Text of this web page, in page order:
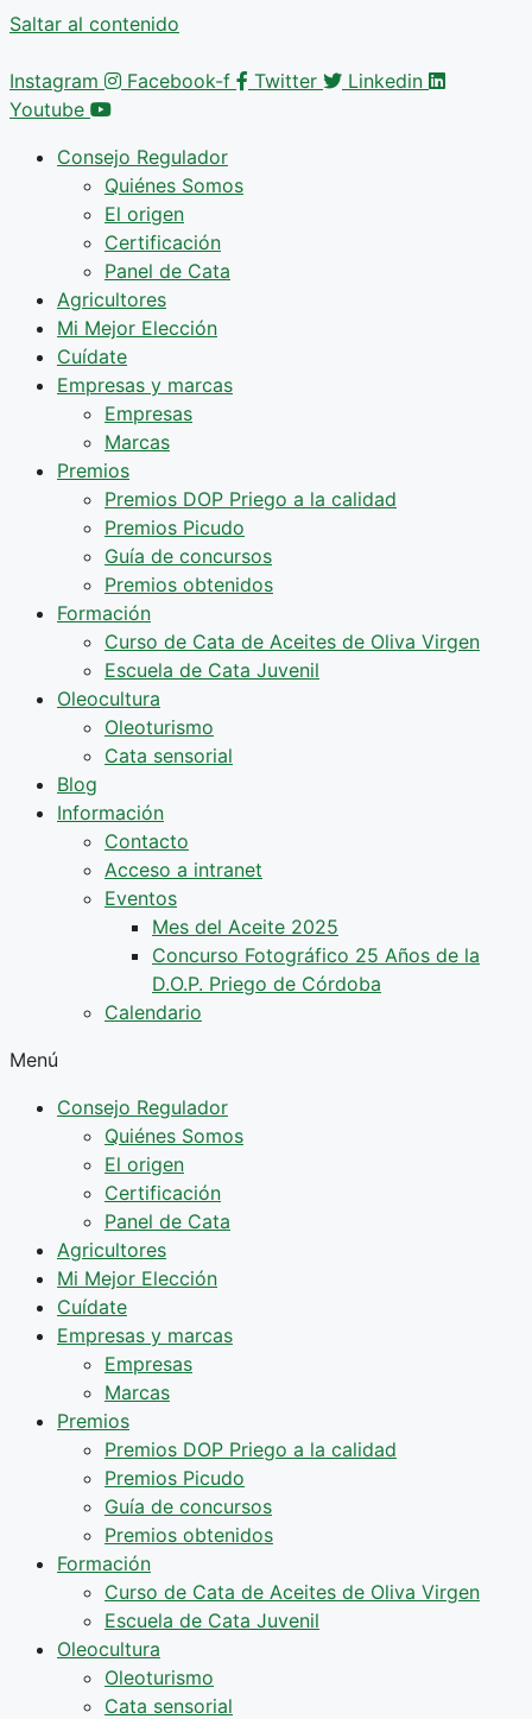
Saltar al contenido
Instagram Facebook-f Twitter
Linkedin
Youtube
Consejo Regulador
Quiénes Somos
El origen
Certificación
Panel de Cata
Agricultores
Mi Mejor Elección
Cuídate
Empresas y marcas
Empresas
Marcas
Premios
Premios DOP Priego a la calidad
Premios Picudo
Guía de concursos
Premios obtenidos
Formación
Curso de Cata de Aceites de Oliva Virgen
Escuela de Cata Juvenil
Oleocultura
Oleoturismo
Cata sensorial
Blog
Información
Contacto
Acceso a intranet
Eventos
Mes del Aceite 2025
Concurso Fotográfico 25 Años de la
D.O.P. Priego de Córdoba
Calendario
Menú
Consejo Regulador
Quiénes Somos
El origen
Certificación
Panel de Cata
Agricultores
Mi Mejor Elección
Cuídate
Empresas y marcas
Empresas
Marcas
Premios
Premios DOP Priego a la calidad
Premios Picudo
Guía de concursos
Premios obtenidos
Formación
Curso de Cata de Aceites de Oliva Virgen
Escuela de Cata Juvenil
Oleocultura
Oleoturismo
Cata sensorial